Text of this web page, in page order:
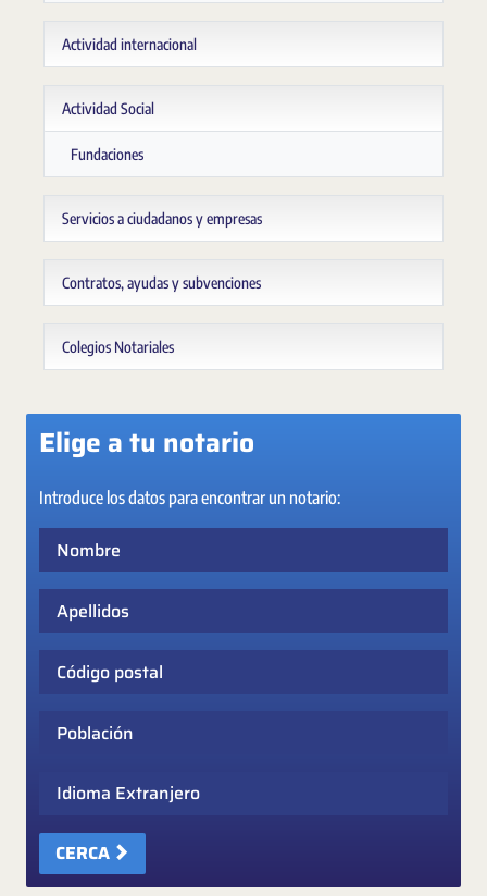
Actividad internacional
Actividad Social
Fundaciones
Servicios a ciudadanos y empresas
Contratos, ayudas y subvenciones
Colegios Notariales
Elige a tu notario
Introduce los datos para encontrar un notario:
Idioma Extranjero
CERCA